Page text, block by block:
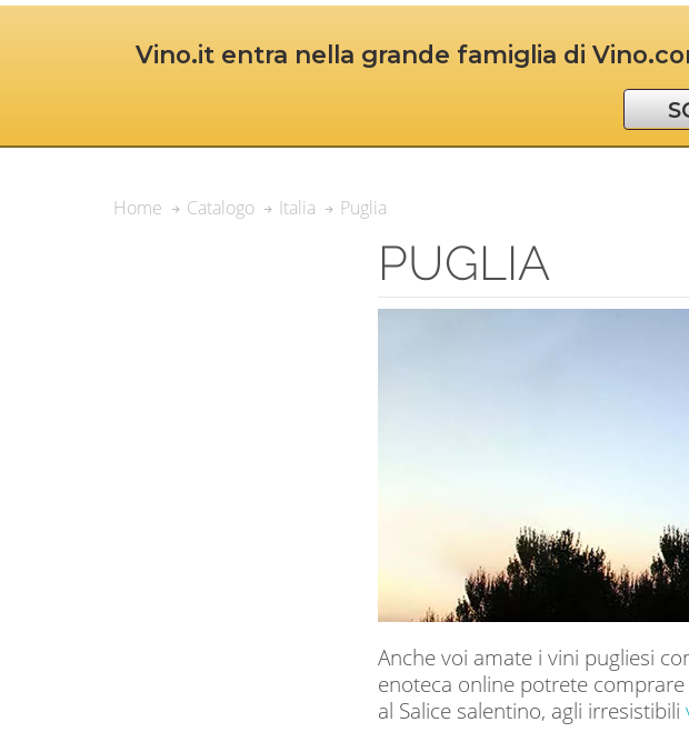
Vino.it entra nella grande famiglia di
Home Catalogo Italia Puglia
PUGLIA
Anche voi amate i vini pugliesi
enoteca online potrete
al Salice salentino, agli irresistibili